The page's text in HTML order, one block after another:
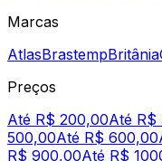
Marcas
AtlasBrastempBritânia
Preços
Até R$ 200,00Até R$
500,00Até R$ 600,00
R$ 900,00Até R$